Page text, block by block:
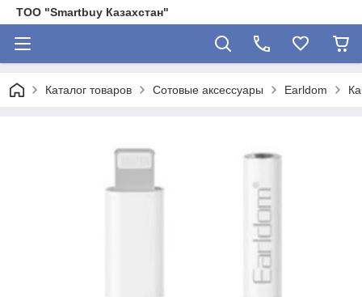
ТОО "Smartbuy Казахстан"
Каталог товаров Сотовые аксессуары Earldom